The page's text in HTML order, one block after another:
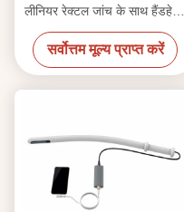
लीनियर रेक्टल जांच के साथ हैंडहेल्ड
पशु चिकित्सा अल्ट्रासाउंड स्कैनर
सर्वोत्तम मूल्य प्राप्त करें